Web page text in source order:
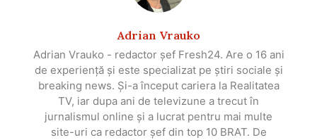
Adrian Vrauko
Adrian Vrauko - redactor șef Fresh24. Are o 16 ani
de experiență și este specializat pe știri sociale și
breaking news. Și-a început cariera la Realitatea
TV, iar dupa ani de televizune a trecut în
jurnalismul online și a lucrat pentru mai multe
site-uri ca redactor șef din top 10 BRAT. De